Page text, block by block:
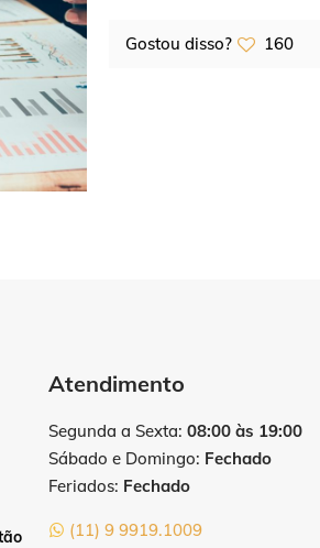
Gostou disso? 160
Atendimento
Segunda a Sexta:08:00 às 19:00
Sábado e Domingo: Fechado
Feriados: Fechado
(11) 9 9919.1009